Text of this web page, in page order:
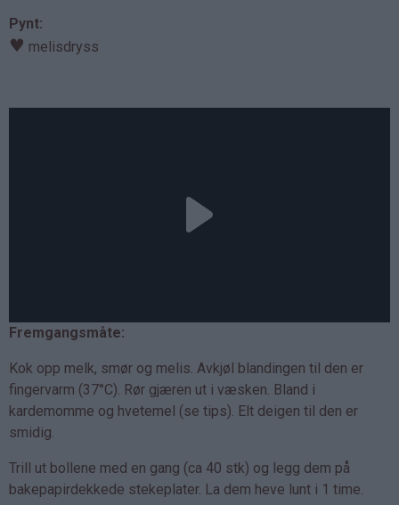
Pynt:
♥ melisdryss
Fremgangsmåte:
Kok opp melk, smør og melis. Avkjøl blandingen til den er
fingervarm (37°C). Rør gjæren ut i væsken. Bland i
kardemomme og hvetemel (se tips). Elt deigen til den er
smidig.
Trill ut bollene med en gang (ca 40 stk) og legg dem på
bakepapirdekkede stekeplater. La dem heve lunt i 1 time.